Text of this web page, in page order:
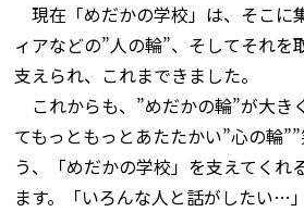
現在「めだかの学校」は、そこに
ィアなどの”人の輪”、そしてそれを
支えられ、これまできました。
これからも、”めだかの輪”が大き
てもっともっとあたたかい”心の輪
う、「めだかの学校」を支えてくれ
ます。「いろんな人と話がしたい…